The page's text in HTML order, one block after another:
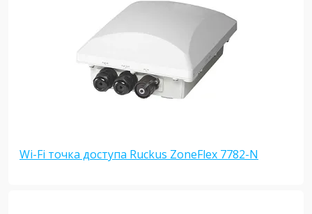
Wi-Fi точка доступа Ruckus ZoneFlex 7782-N